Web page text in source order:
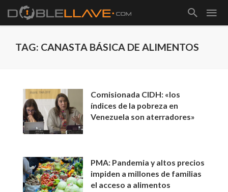
TAG: CANASTA BÁSICA DE ALIMENTOS
Comisionada CIDH: «los
índices de la pobreza en
Venezuela son aterradores»
PMA: Pandemia y altos precios
impiden a millones de familias
el acceso a alimentos